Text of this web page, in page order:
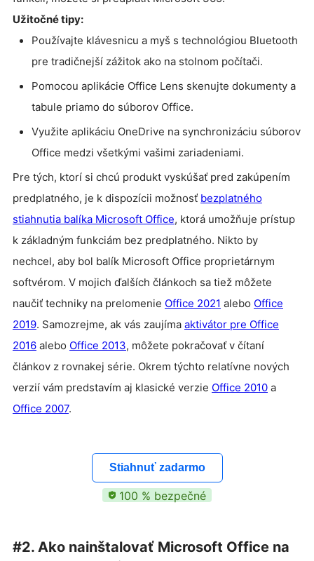
Užitočné tipy:
Používajte klávesnicu a myš s technológiou Bluetooth
pre tradičnejší zážitok ako na stolnom počítači.
Pomocou aplikácie Office Lens skenujte dokumenty a
tabule priamo do súborov Office.
Využite aplikáciu OneDrive na synchronizáciu súborov
Office medzi všetkými vašimi zariadeniami.
Pre tých, ktorí si chcú produkt vyskúšať pred zakúpením
predplatného, je k dispozícii možnosť bezplatného
stiahnutia balíka Microsoft Office, ktorá umožňuje prístup
k základným funkciám bez predplatného. Nikto by
nechcel, aby bol balík Microsoft Office proprietárnym
softvérom. V mojich ďalších článkoch sa tiež môžete
naučiť techniky na prelomenie Office 2021 alebo Office
2019. Samozrejme, ak vás zaujíma aktivátor pre Office
2016 alebo Office 2013, môžete pokračovať v čítaní
článkov z rovnakej série. Okrem týchto relatívne nových
verzií vám predstavím aj klasické verzie Office 2010 a
Office 2007.
Stiahnuť zadarmo
100 % bezpečné
#2. Ako nainštalovať Microsoft Office na